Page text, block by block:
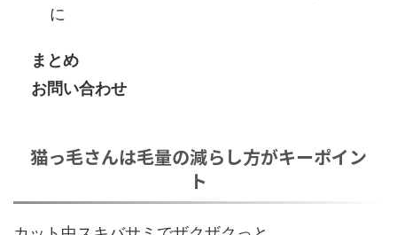
に
まとめ
お問い合わせ
猫っ毛さんは毛量の減らし方がキーポイン
ト